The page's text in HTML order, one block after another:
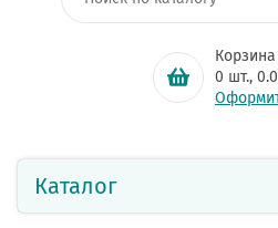
0 шт.,
Каталог